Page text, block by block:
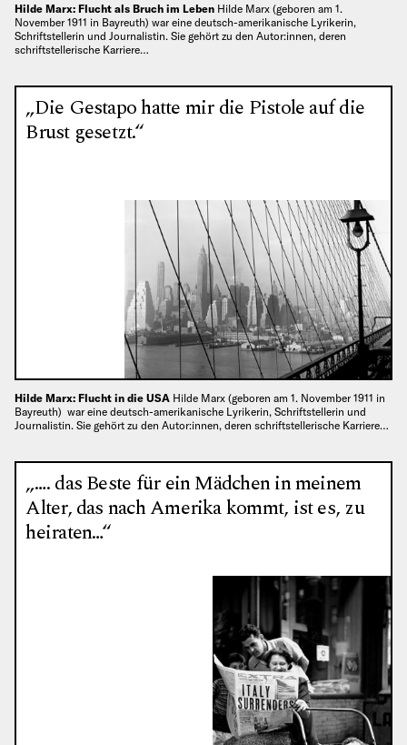
Hilde Marx: Flucht als Bruch im Leben Hilde Marx (geboren am 1.
November 1911 in Bayreuth) war eine deutsch-amerikanische Lyrikerin,
Schriftstellerin und Journalistin. Sie gehört zu den Autor:innen, deren
schriftstellerische Karriere…
„Die Gestapo hatte mir die Pistole auf die
Brust gesetzt.“
Hilde Marx: Flucht in die USA Hilde Marx (geboren am 1. November 1911 in
Bayreuth) war eine deutsch-amerikanische Lyrikerin, Schriftstellerin und
Journalistin. Sie gehört zu den Autor:innen, deren schriftstellerische Karriere…
„…. das Beste für ein Mädchen in meinem
Alter, das nach Amerika kommt, ist es, zu
heiraten…“